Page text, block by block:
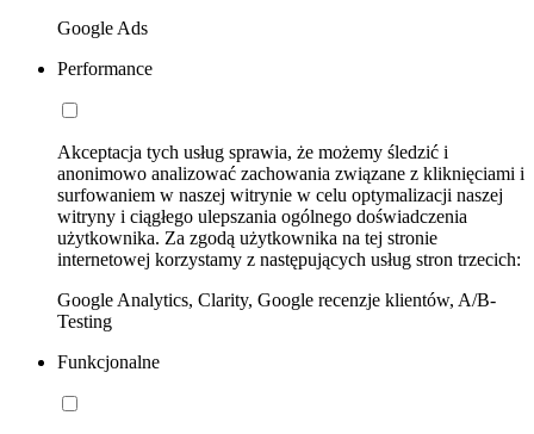
Google Ads
Performance
Akceptacja tych usług sprawia, że możemy śledzić i
anonimowo analizować zachowania związane z kliknięciami i
surfowaniem w naszej witrynie w celu optymalizacji naszej
witryny i ciągłego ulepszania ogólnego doświadczenia
użytkownika. Za zgodą użytkownika na tej stronie
internetowej korzystamy z następujących usług stron trzecich:
Google Analytics, Clarity, Google recenzje klientów, A/B-
Testing
Funkcjonalne